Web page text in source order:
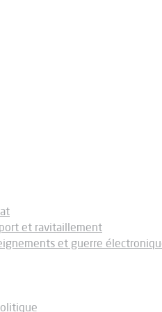
et ravitaillement
et guerre